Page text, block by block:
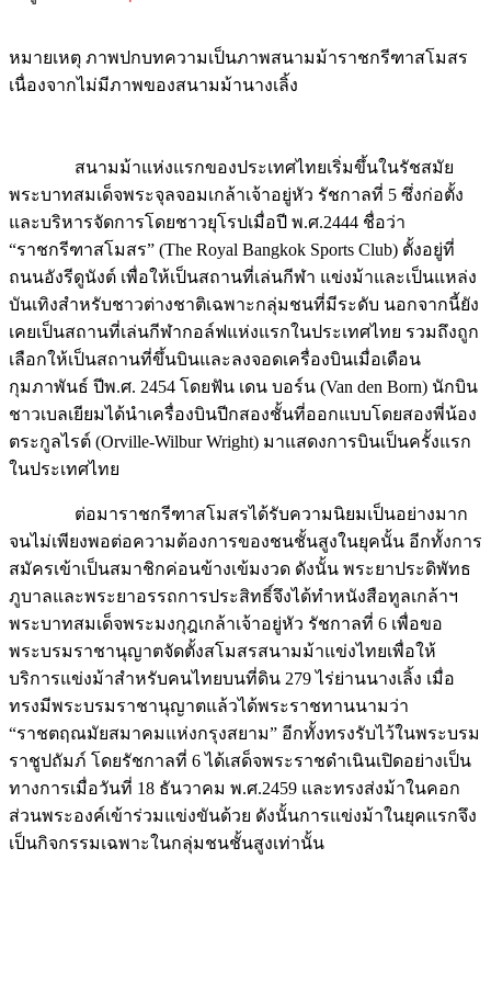
หมายเหตุ ภาพปกบทความเป็นภาพสนามม้าราชกรีฑาสโมสร
เนื่องจากไม่มีภาพของสนามม้านางเลิ้ง
สนามม้าแห่งแรกของประเทศไทยเริ่มขึ้นในรัชสมัย
พระบาทสมเด็จพระจุลจอมเกล้าเจ้าอยู่หัว รัชกาลที่ 5 ซึ่งก่อตั้ง
และบริหารจัดการโดยชาวยุโรปเมื่อปี พ.ศ.2444 ชื่อว่า
“ราชกรีฑาสโมสร” (The Royal Bangkok Sports Club) ตั้งอยู่ที่
ถนนอังรีดูนังต์ เพื่อให้เป็นสถานที่เล่นกีฬา แข่งม้าและเป็นแหล่ง
บันเทิงสำหรับชาวต่างชาติเฉพาะกลุ่มชนที่มีระดับ นอกจากนี้ยัง
เคยเป็นสถานที่เล่นกีฬากอล์ฟแห่งแรกในประเทศไทย รวมถึงถูก
เลือกให้เป็นสถานที่ขึ้นบินและลงจอดเครื่องบินเมื่อเดือน
กุมภาพันธ์ ปีพ.ศ. 2454 โดยฟัน เดน บอร์น (Van den Born) นักบิน
ชาวเบลเยียมได้นำเครื่องบินปีกสองชั้นที่ออกแบบโดยสองพี่น้อง
ตระกูลไรต์ (Orville-Wilbur Wright) มาแสดงการบินเป็นครั้งแรก
ในประเทศไทย
ต่อมาราชกรีฑาสโมสรได้รับความนิยมเป็นอย่างมาก
จนไม่เพียงพอต่อความต้องการของชนชั้นสูงในยุคนั้น อีกทั้งการ
สมัครเข้าเป็นสมาชิกค่อนข้างเข้มงวด ดังนั้น พระยาประดิพัทธ
ภูบาลและพระยาอรรถการประสิทธิ์จึงได้ทำหนังสือทูลเกล้าฯ
พระบาทสมเด็จพระมงกุฎเกล้าเจ้าอยู่หัว รัชกาลที่ 6 เพื่อขอ
พระบรมราชานุญาตจัดตั้งสโมสรสนามม้าแข่งไทยเพื่อให้
บริการแข่งม้าสำหรับคนไทยบนที่ดิน 279 ไร่ย่านนางเลิ้ง เมื่อ
ทรงมีพระบรมราชานุญาตแล้วได้พระราชทานนามว่า
“ราชตฤณมัยสมาคมแห่งกรุงสยาม” อีกทั้งทรงรับไว้ในพระบรม
ราชูปถัมภ์ โดยรัชกาลที่ 6 ได้เสด็จพระราชดำเนินเปิดอย่างเป็น
ทางการเมื่อวันที่ 18 ธันวาคม พ.ศ.2459 และทรงส่งม้าในคอก
ส่วนพระองค์เข้าร่วมแข่งขันด้วย ดังนั้นการแข่งม้าในยุคแรกจึง
เป็นกิจกรรมเฉพาะในกลุ่มชนชั้นสูงเท่านั้น